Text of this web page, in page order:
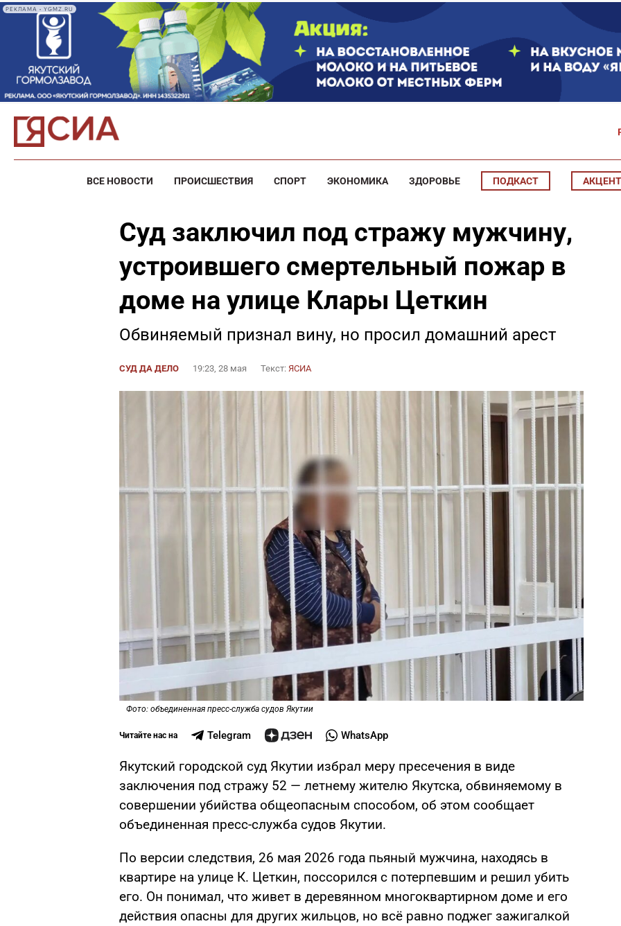
РЕКЛАМА • YGMZ.RU
ВСЕ НОВОСТИ ПРОИСШЕСТВИЯ СПОРТ ЭКОНОМИКА ЗДОРОВЬЕ ПОДКАСТ АКЦЕНТ
Суд заключил под стражу мужчину,
устроившего смертельный пожар в
доме на улице Клары Цеткин
Обвиняемый признал вину, но просил домашний арест
СУД ДА ДЕЛО 19:23, 28 мая Текст: ЯСИА
Фото: объединенная пресс-служба судов Якутии
Читайте нас на Telegram WhatsApp
Якутский городской суд Якутии избрал меру пресечения в виде
заключения под стражу 52 — летнему жителю Якутска, обвиняемому в
совершении убийства общеопасным способом, об этом сообщает
объединенная пресс-служба судов Якутии.
По версии следствия, 26 мая 2026 года пьяный мужчина, находясь в
квартире на улице К. Цеткин, поссорился с потерпевшим и решил убить
его. Он понимал, что живет в деревянном многоквартирном доме и его
действия опасны для других жильцов, но всё равно поджег зажигалкой